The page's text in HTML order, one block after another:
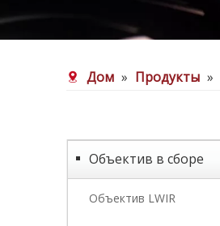
Дом » Продукты »
Объектив в сборе
Объектив LWIR